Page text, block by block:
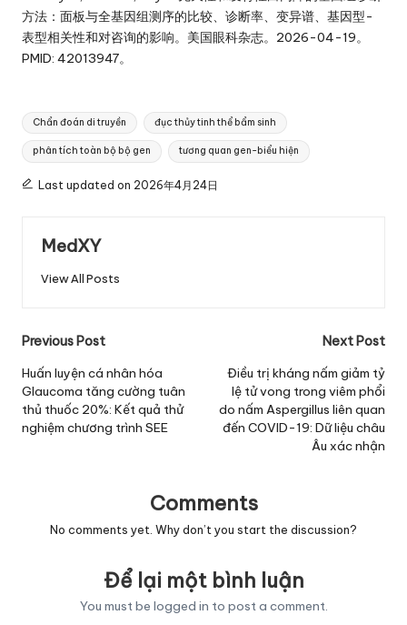
方法：面板与全基因组测序的比较、诊断率、变异谱、基因型-
表型相关性和对咨询的影响。美国眼科杂志。2026-04-19。
PMID: 42013947。
Tags:
Chẩn đoán di truyền đục thủy tinh thể bẩm sinh
phân tích toàn bộ bộ gen tương quan gen-biểu hiện
Last updated on 2026年4月24日
MedXY
View All Posts
Post
navigation
Previous Post
Huấn luyện cá nhân hóa
Glaucoma tăng cường tuân
thủ thuốc 20%: Kết quả thử
nghiệm chương trình SEE
Next Post
Điều trị kháng nấm giảm tỷ
lệ tử vong trong viêm phổi
do nấm Aspergillus liên quan
đến COVID-19: Dữ liệu châu
Âu xác nhận
Comments
No comments yet. Why don’t you start the discussion?
Để lại một bình luận
You must be logged in to post a comment.